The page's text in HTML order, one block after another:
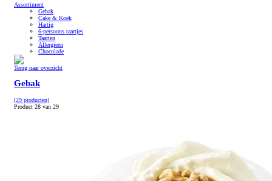
Assortiment
Gebak
Cake & Koek
Hartig
6-persoons taartjes
Taarten
Allergieen
Chocolade
Terug naar overzicht
Gebak
(29 producten)
Product 28 van 29